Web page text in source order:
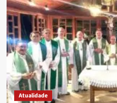
Atualidade